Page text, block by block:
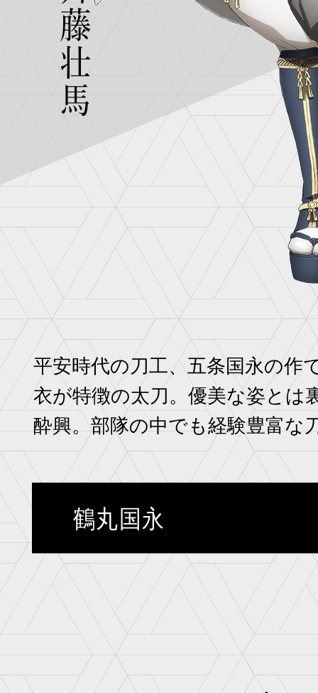
平安時代の刀工、五条国永の作
衣が特徴の太刀。優美な姿とは
酔興。部隊の中でも経験豊富な
鶴丸国永
和泉守兼定
陸奥守吉行